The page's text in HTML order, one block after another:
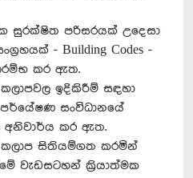
සුරක්ෂිත පරිසරයක් උදෙසා
- Building Codes -
කර ඇත.
ඉදිකිරීම් සඳහා
සංවිධානයේ
අනිවාර්ය කර ඇත.
කලාප සිතියම්ගත කරමින්
වැඩසටහන් ක්‍රියාත්මක